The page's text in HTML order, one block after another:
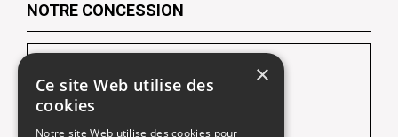
NOTRE CONCESSION
LES CHEVRONS SOFIDA Lens
102 Route de Lille
×
Ce site Web utilise des
cookies
Notre site Web utilise des cookies pour